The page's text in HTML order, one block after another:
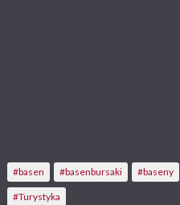
#basen #basenbursaki #baseny
#Turystyka